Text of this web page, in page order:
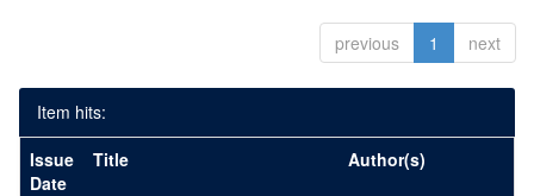
previous 1 next
Item hits:
Issue
Date
Title Author(s)